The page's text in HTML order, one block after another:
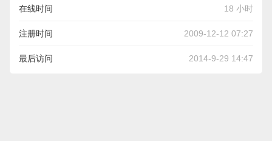
在线时间 18 小时
注册时间 2009-12-12 07:27
最后访问 2014-9-29 14:47